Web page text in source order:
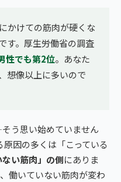
かけての筋肉が硬くな
す。厚生労働省の調査
性でも第2位。あなた
想像以上に多いので
う思い始めていません
因の多くは「こっている
ない筋肉」の側にありま
働いていない筋肉が変わ